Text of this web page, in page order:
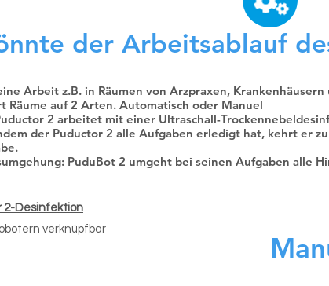
der Arbeitsablauf
Arbeit z.B. in Räumen von Arzpraxen,
Räume auf 2 Arten. Automatisch oder Manuel
2 arbeitet mit einer Ultraschall-
der Puductor 2 alle Aufgaben erledigt hat, kehrt er
PuduBot 2 umgeht bei seinen Aufgaben alle
2-Desinfektion
verknüpfbar